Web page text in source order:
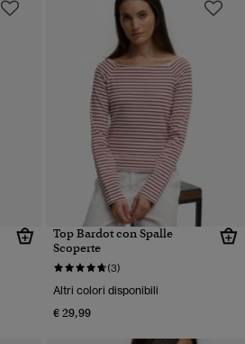
Top Bardot con Spalle
Scoperte
(3)
Altri colori disponibili
€ 29,99